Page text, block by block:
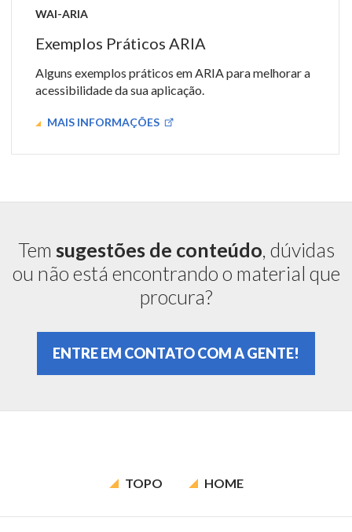
WAI-ARIA
Exemplos Práticos ARIA
Alguns exemplos práticos em ARIA para melhorar a
acessibilidade da sua aplicação.
MAIS INFORMAÇÕES
Tem sugestões de conteúdo, dúvidas
ou não está encontrando o material que
procura?
ENTRE EM CONTATO COM A GENTE!
TOPO HOME